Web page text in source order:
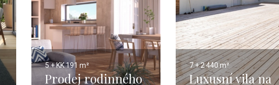
5 + KK191 m²
Prodej rodinného
7 + 2440 m²
Luxusní vila na